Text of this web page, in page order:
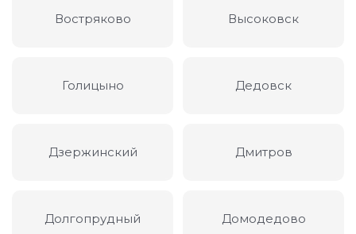
Востряково Высоковск
Голицыно Дедовск
Дзержинский Дмитров
Долгопрудный Домодедово